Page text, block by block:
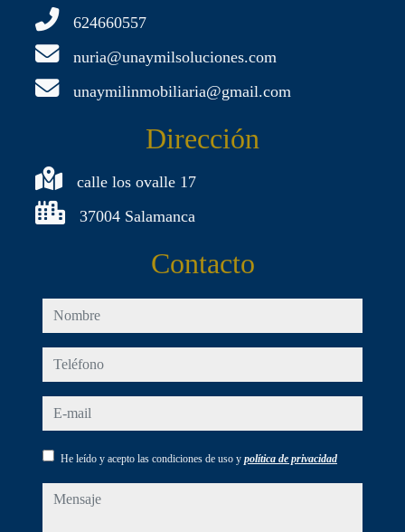
624660557
nuria@unaymilsoluciones.com
unaymilinmobiliaria@gmail.com
Dirección
calle los ovalle 17
37004 Salamanca
Contacto
nombre
teléfono
e-mail
He leído y acepto las condiciones de uso y política de privacidad
mensaje